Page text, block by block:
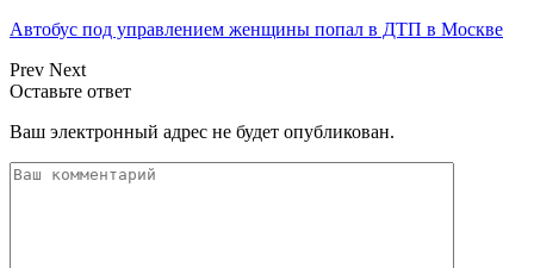
Автобус под управлением женщины попал в ДТП в Москве
Prev Next
Оставьте ответ
Ваш электронный адрес не будет опубликован.